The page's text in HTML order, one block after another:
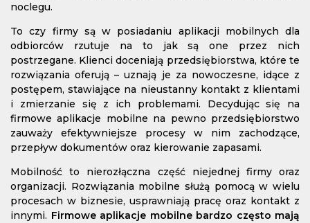
noclegu.
To czy firmy są w posiadaniu aplikacji mobilnych dla
odbiorców rzutuje na to jak są one przez nich
postrzegane. Klienci doceniają przedsiębiorstwa, które te
rozwiązania oferują – uznają je za nowoczesne, idące z
postępem, stawiające na nieustanny kontakt z klientami
i zmierzanie się z ich problemami. Decydując się na
firmowe aplikacje mobilne na pewno przedsiębiorstwo
zauważy efektywniejsze procesy w nim zachodzące,
przepływ dokumentów oraz kierowanie zapasami.
Mobilność to nierozłączna część niejednej firmy oraz
organizacji. Rozwiązania mobilne służą pomocą w wielu
procesach w biznesie, usprawniają pracę oraz kontakt z
innymi. Firmowe aplikacje mobilne bardzo często mają